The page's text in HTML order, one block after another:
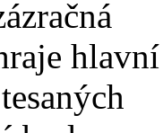
hlavní